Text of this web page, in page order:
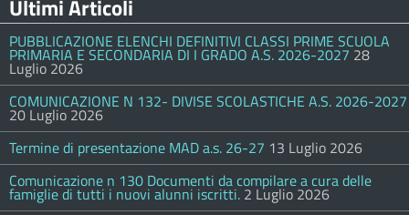
Ultimi Articoli
PUBBLICAZIONE ELENCHI DEFINITIVI CLASSI PRIME SCUOLA
PRIMARIA E SECONDARIA DI I GRADO A.S. 2026-2027 28
Luglio 2026
COMUNICAZIONE N 132- DIVISE SCOLASTICHE A.S. 2026-2027
20 Luglio 2026
Termine di presentazione MAD a.s. 26-27 13 Luglio 2026
Comunicazione n 130 Documenti da compilare a cura delle
famiglie di tutti i nuovi alunni iscritti. 2 Luglio 2026